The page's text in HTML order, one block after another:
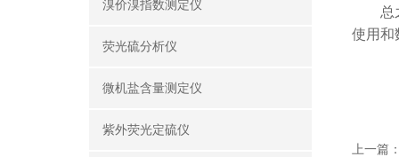
溴价溴指数测定仪
荧光硫分析仪
微机盐含量测定仪
紫外荧光定硫仪
总之
使用和
上一篇